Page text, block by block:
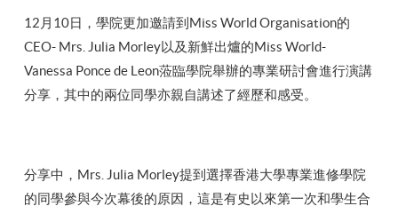
12月10日，學院更加邀請到Miss World Organisation的
CEO- Mrs. Julia Morley以及新鮮出爐的Miss World-
Vanessa Ponce de Leon蒞臨學院舉辦的專業研討會進行演講
分享，其中的兩位同學亦親自講述了經歷和感受。
分享中，Mrs. Julia Morley提到選擇香港大學專業進修學院
的同學參與今次幕後的原因，這是有史以來第一次和學生合